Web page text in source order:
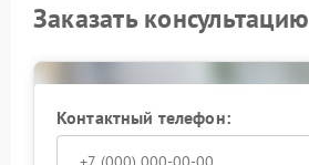
Заказать консультацию
Контактный телефон: